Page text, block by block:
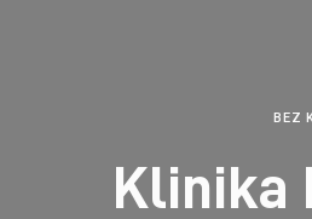
BEZ
Klinika